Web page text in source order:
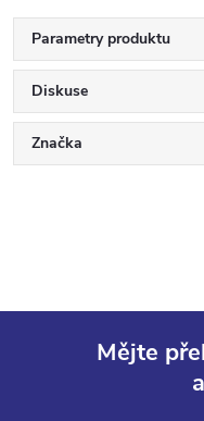
Parametry produktu
Diskuse
Značka
Mějte